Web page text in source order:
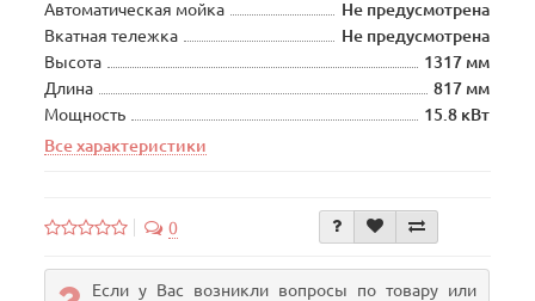
Автоматическая мойка
Не предусмотрена
Вкатная тележка
Не предусмотрена
Высота
1317 мм
Длина
817 мм
Мощность
15.8 кВт
Все характеристики
0
Если у Вас возникли вопросы по товару или